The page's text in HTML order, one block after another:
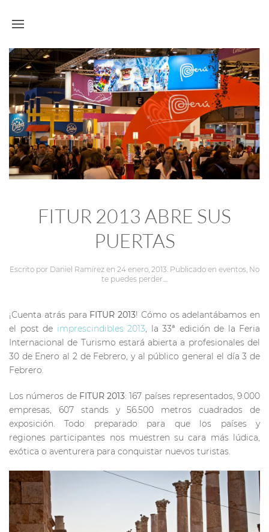
FITUR 2013 ABRE SUS
PUERTAS
Escrito por Daniel Ramírez en 24 enero, 2013 . Publicado en eventos No
te puedes perder...
¡Cuenta atrás para FITUR 2013! Cómo os adelantábamos en
el post de imprescindibles 2013, la 33ª edición de la Feria
Internacional de Turismo estará abierta a profesionales del
30 de Enero al 2 de Febrero, y al público general el día 3 de
Febrero.
Los números de FITUR 2013: 167 países representados, 9.000
empresas, 607 stands y 56.500 metros cuadrados de
exposición. Todo preparado para que los países y
regiones participantes nos muestren su cara más lúdica,
exótica o aventurera para conquistar nuevos turistas.